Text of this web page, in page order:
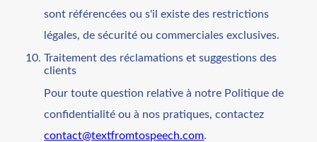
sont référencées ou s'il existe des restrictions
légales, de sécurité ou commerciales exclusives.
Traitement des réclamations et suggestions des
clients
Pour toute question relative à notre Politique de
confidentialité ou à nos pratiques, contactez
contact@textfromtospeech.com.